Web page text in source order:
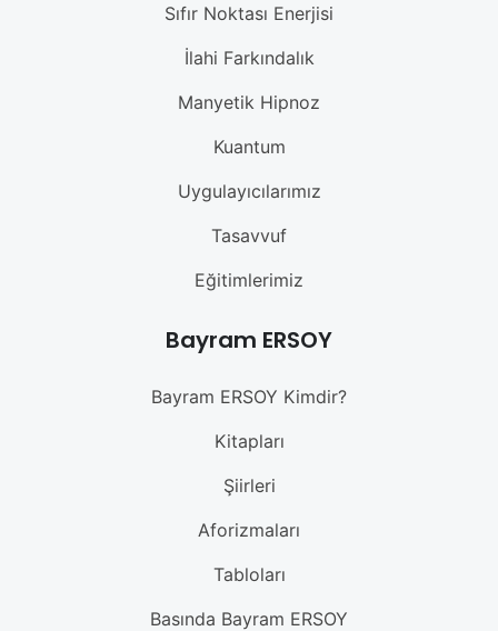
Sıfır Noktası Enerjisi
İlahi Farkındalık
Manyetik Hipnoz
Kuantum
Uygulayıcılarımız
Tasavvuf
Eğitimlerimiz
Bayram ERSOY
Bayram ERSOY Kimdir?
Kitapları
Şiirleri
Aforizmaları
Tabloları
Basında Bayram ERSOY